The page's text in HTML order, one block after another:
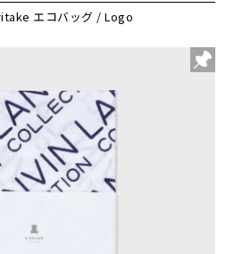
エコバッグ / Logo